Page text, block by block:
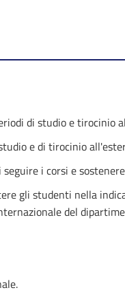
di studio e tirocinio
e di tirocinio
i corsi e
gli studenti nella
del